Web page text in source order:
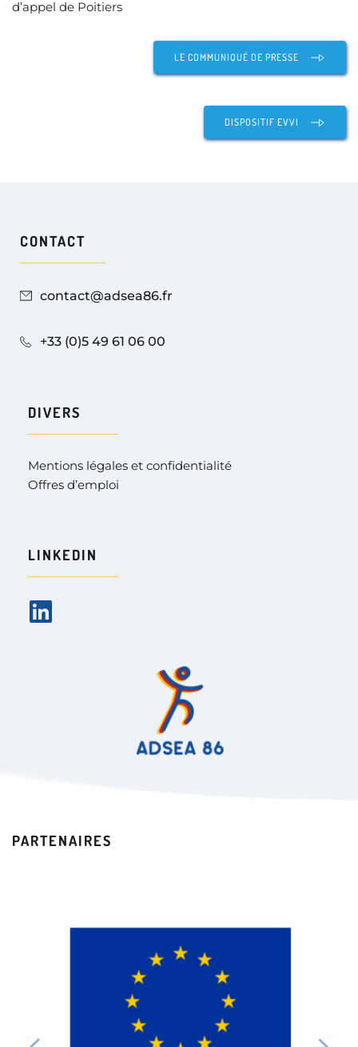
d’appel de Poitiers
LE COMMUNIQUÉ DE PRESSE
DISPOSITIF EVVI
CONTACT
contact@adsea86.fr
+33 (0)5 49 61 06 00
DIVERS
Mentions légales et confidentialité
Offres d’emploi
LINKEDIN
PARTENAIRES